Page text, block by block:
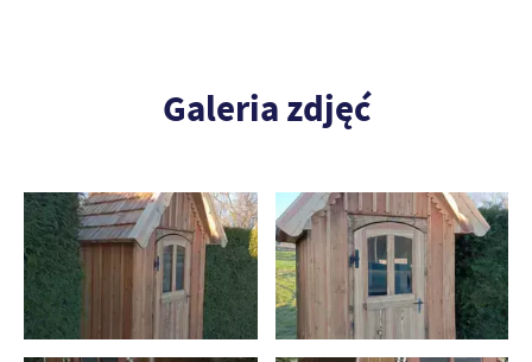
Galeria zdjęć